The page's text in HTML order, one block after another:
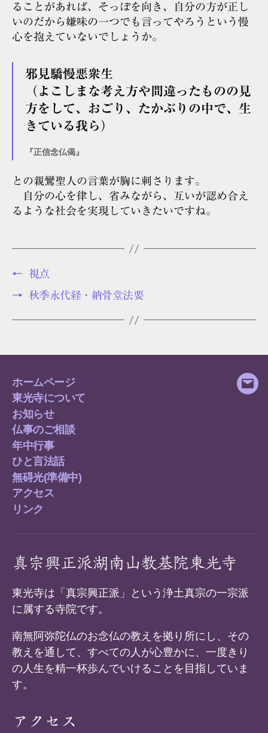
ることがあれば、そっぽを向き、自分の方が正し
いのだから嫌味の一つでも言ってやろうという慢
心を抱えていないでしょうか。
邪見驕慢悪衆生
（よこしまな考え方や間違ったものの見
方をして、おごり、たかぶりの中で、生
きている我ら）
『正信念仏偈』
との親鸞聖人の言葉が胸に刺さります。
自分の心を律し、省みながら、互いが認め合え
るような社会を実現していきたいですね。
←
視点
→
秋季永代経・納骨堂法要
ホームページ
東光寺について
お知らせ
仏事のご相談
年中行事
ひと言法話
無碍光(準備中)
アクセス
リンク
メ
真宗興正派湖南山教基院東光寺
東光寺は「真宗興正派」という浄土真宗の一宗派
に属する寺院です。
南無阿弥陀仏のお念仏の教えを拠り所にし、その
教えを通して、すべての人が心豊かに、一度きり
の人生を精一杯歩んでいけることを目指していま
す。
アクセス